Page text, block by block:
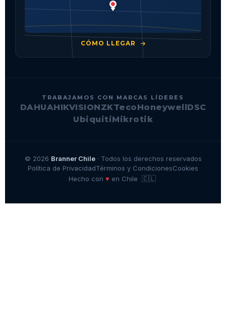
CÓMO LLEGAR
TRABAJAMOS CON MARCAS LÍDERES
DAHUAHIKVISIONZKTecoHoneywellDSC
UbiquitiMikrotik
© 2026 Branner Chile· Todos los derechos reservados
Política de PrivacidadTérminos y CondicionesCookies
Hecho con ♥en Chile 🇨🇱